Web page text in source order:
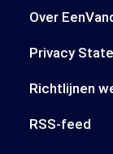
Over
Privacy
Richtlijnen
RSS-feed